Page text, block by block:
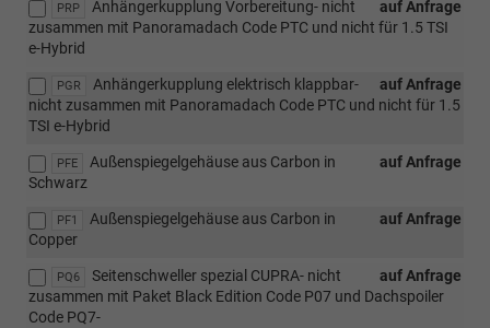
PRP auf Anfrage
Anhängerkupplung Vorbereitung- nicht
zusammen mit Panoramadach Code PTC und nicht für 1.5 TSI
e-Hybrid
PGR auf Anfrage
Anhängerkupplung elektrisch klappbar-
nicht zusammen mit Panoramadach Code PTC und nicht für 1.5
TSI e-Hybrid
PFE auf Anfrage
Außenspiegelgehäuse aus Carbon in
Schwarz
PF1 auf Anfrage
Außenspiegelgehäuse aus Carbon in
Copper
PQ6 auf Anfrage
Seitenschweller spezial CUPRA- nicht
zusammen mit Paket Black Edition Code P07 und Dachspoiler
Code PQ7-